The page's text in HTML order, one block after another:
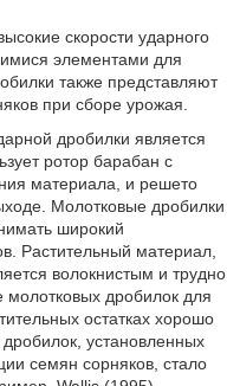
скорости ударного
элементами для
также представляют
при сборе урожая.
дробилки является
ротор барабан с
материала, и решето
Молотковые дробилки
широкий
Растительный материал,
волокнистым и трудно
молотковых дробилок для
остатках хорошо
установленных
семян сорняков, стало